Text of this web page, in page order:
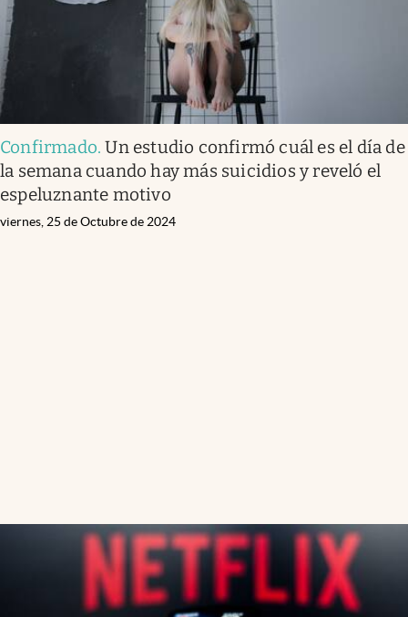
Confirmado.Un estudio confirmó cuál es el día de
la semana cuando hay más suicidios y reveló el
espeluznante motivo
viernes, 25 de Octubre de 2024